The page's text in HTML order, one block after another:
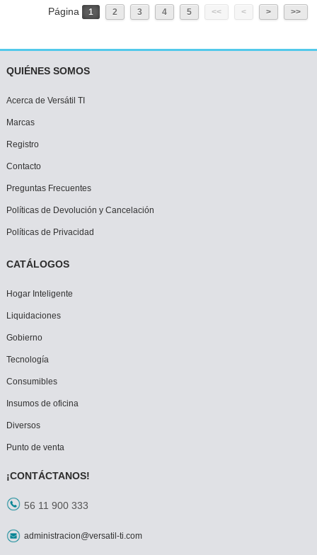
Página 1 2 3 4 5 << < > >>
QUIÉNES SOMOS
Acerca de Versátil TI
Marcas
Registro
Contacto
Preguntas Frecuentes
Políticas de Devolución y Cancelación
Políticas de Privacidad
CATÁLOGOS
Hogar Inteligente
Liquidaciones
Gobierno
Tecnología
Consumibles
Insumos de oficina
Diversos
Punto de venta
¡CONTÁCTANOS!
56 11 900 333
administracion@versatil-ti.com